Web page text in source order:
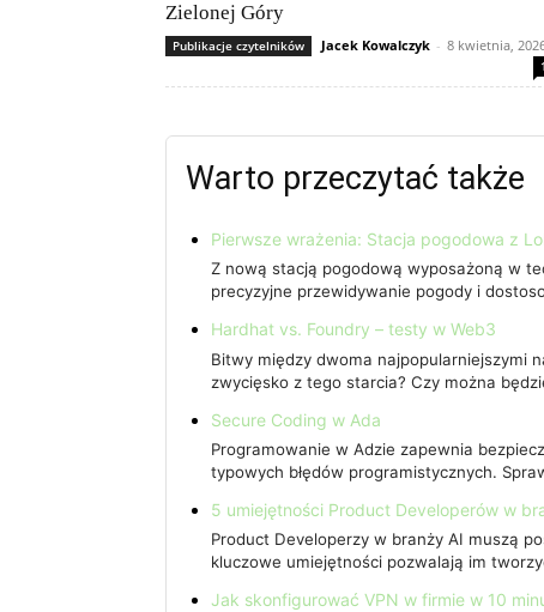
Zielonej Góry
Publikacje czytelników Jacek Kowalczyk - 8 kwietnia,
1
Warto przeczytać także
Pierwsze wrażenia: Stacja pogodowa z
Z nową stacją pogodową wyposażoną w
precyzyjne przewidywanie pogody i
Hardhat vs. Foundry – testy w Web3
Bitwy między dwoma najpopularniejszymi
zwycięsko z tego starcia? Czy można
Secure Coding w Ada
Programowanie w Adzie zapewnia
typowych błędów programistycznych.
5 umiejętności Product Developerów w
Product Developerzy w branży AI muszą
kluczowe umiejętności pozwalają im
Jak skonfigurować VPN w firmie w 10